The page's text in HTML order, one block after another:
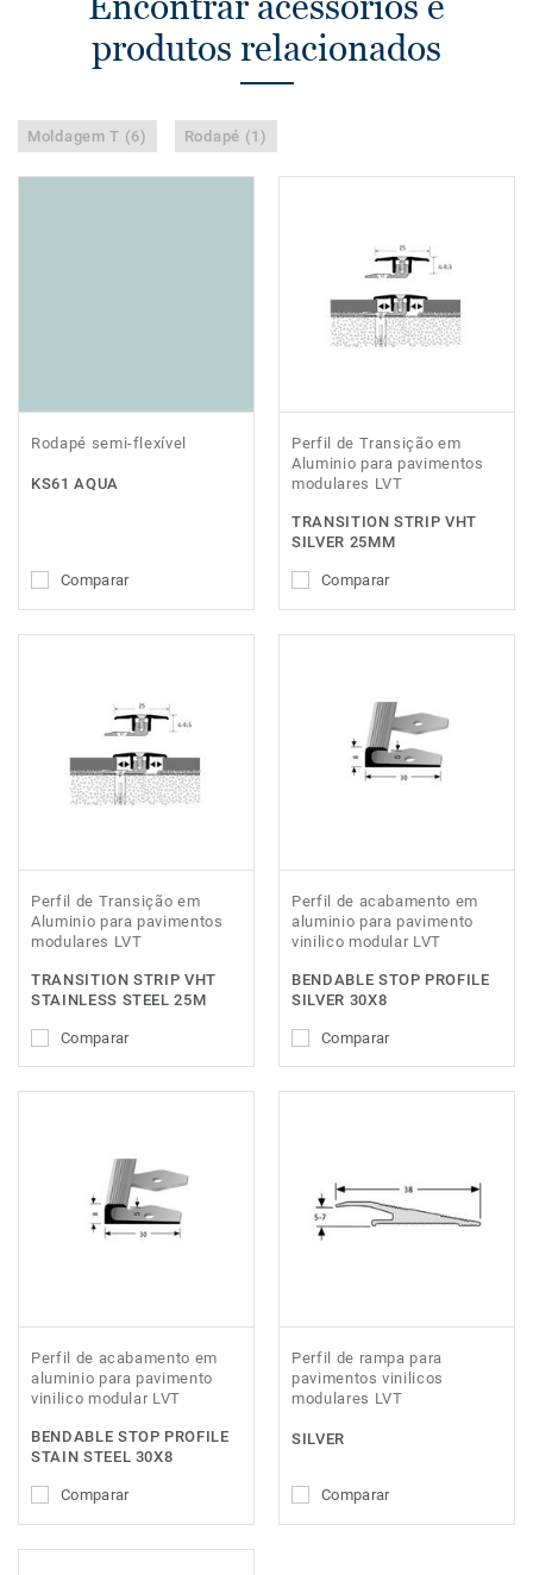
produtos relacionados
Moldagem T (6) Rodapé (1)
Rodapé semi-flexível
KS61 AQUA
Comparar
Perfil de Transição em
Aluminio para pavimentos
modulares LVT
TRANSITION STRIP VHT
SILVER 25MM
Comparar
Perfil de Transição em
Aluminio para pavimentos
modulares LVT
TRANSITION STRIP VHT
STAINLESS STEEL 25M
Comparar
Perfil de acabamento em
aluminio para pavimento
vinilico modular LVT
BENDABLE STOP PROFILE
SILVER 30X8
Comparar
Perfil de acabamento em
aluminio para pavimento
vinilico modular LVT
BENDABLE STOP PROFILE
STAIN STEEL 30X8
Comparar
Perfil de rampa para
pavimentos vinilicos
modulares LVT
SILVER
Comparar